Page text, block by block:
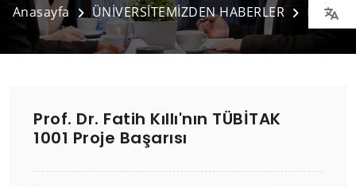
Anasayfa ÜNİVERSİTEMİZDEN HABERLER Detay
Prof. Dr. Fatih Kıllı'nın TÜBİTAK
1001 Proje Başarısı